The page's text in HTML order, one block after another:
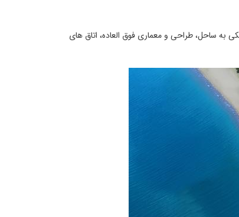
نزدیکی به ساحل، طراحی و معماری فوق العاده، اتاق های